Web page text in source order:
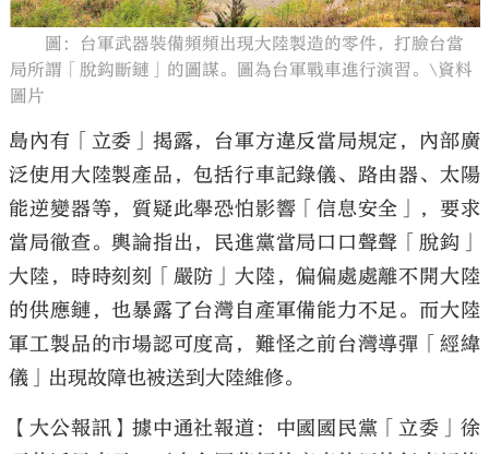
大公文匯
圖：台軍武器裝備頻頻出現大陸製造的零件，打臉台當
局所謂「脫鈎斷鏈」的圖謀。圖為台軍戰車進行演習。\資料
圖片
島內有「立委」揭露，台軍方違反當局規定，內部廣
泛使用大陸製產品，包括行車記錄儀、路由器、太陽
能逆變器等，質疑此舉恐怕影響「信息安全」，要求
當局徹查。輿論指出，民進黨當局口口聲聲「脫鈎」
大陸，時時刻刻「嚴防」大陸，偏偏處處離不開大陸
的供應鏈，也暴露了台灣自產軍備能力不足。而大陸
軍工製品的市場認可度高，難怪之前台灣導彈「經緯
儀」出現故障也被送到大陸維修。
【大公報訊】據中通社報道：中國國民黨「立委」徐